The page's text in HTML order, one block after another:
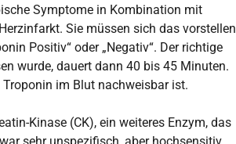
Symptome in Kombination mit
Sie müssen sich das vorstellen
Positiv“ oder „Negativ“. Der richtige
wurde, dauert dann 40 bis 45 Minuten.
im Blut nachweisbar ist.
Kinase (CK), ein weiteres Enzym, das